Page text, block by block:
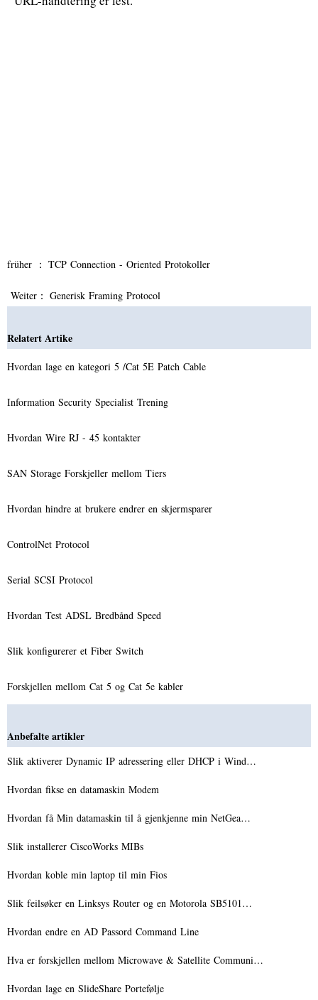
früher ： TCP Connection - Oriented Protokoller
Weiter： Generisk Framing Protocol
Relatert Artike
Hvordan lage en kategori 5 /Cat 5E Patch Cable
Information Security Specialist Trening
Hvordan Wire RJ - 45 kontakter
SAN Storage Forskjeller mellom Tiers
Hvordan hindre at brukere endrer en skjermsparer
ControlNet Protocol
Serial SCSI Protocol
Hvordan Test ADSL Bredbånd Speed ​​
Slik konfigurerer et Fiber Switch
Forskjellen mellom Cat 5 og Cat 5e kabler
Anbefalte artikler
Slik aktiverer Dynamic IP adressering eller DHCP i Wind…
Hvordan fikse en datamaskin Modem
Hvordan få Min datamaskin til å gjenkjenne min NetGea…
Slik installerer CiscoWorks MIBs
Hvordan koble min laptop til min Fios
Slik feilsøker en Linksys Router og en Motorola SB5101…
Hvordan endre en AD Passord Command Line
Hva er forskjellen mellom Microwave & Satellite Communi…
Hvordan lage en SlideShare Portefølje